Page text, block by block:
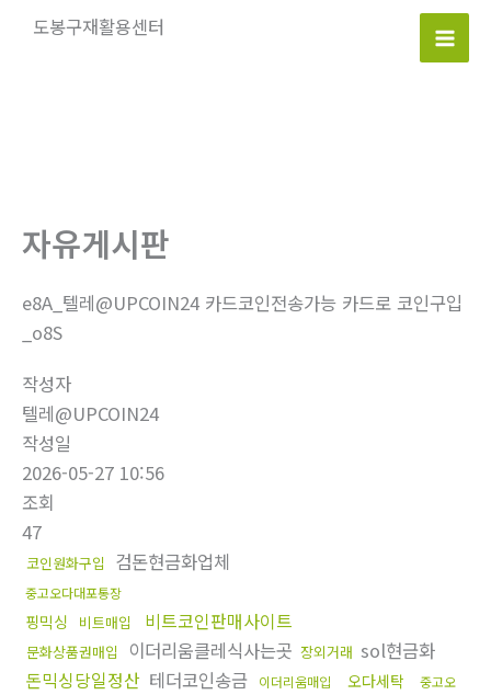
도봉구재활용센터
Main
자유게시판
e8A_텔레@UPCOIN24 카드코인전송가능 카드로 코인구입
_o8S
작성자
텔레@UPCOIN24
작성일
2026-05-27 10:56
조회
47
코인원화구입 검돈현금화업체
중고오다대포통장
핑믹싱 비트매입 비트코인판매사이트
문화상품권매입 이더리움클레식사는곳 장외거래 sol현금화
돈믹싱당일정산 테더코인송금 이더리움매입 오다세탁
중고오